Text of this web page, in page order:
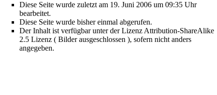
Diese Seite wurde zuletzt am 19. Juni 2006 um 09:35 Uhr
bearbeitet.
Diese Seite wurde bisher einmal abgerufen.
Der Inhalt ist verfügbar unter der Lizenz Attribution-ShareAlike
2.5 Lizenz ( Bilder ausgeschlossen ), sofern nicht anders
angegeben.